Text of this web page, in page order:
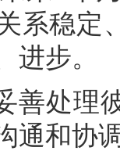
系稳定
进步。
善处理
通和协